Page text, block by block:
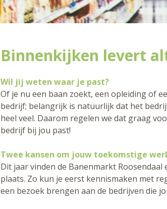
Binnenkijken levert
Wil jij weten waar je past?
Of je nu een baan zoekt, een opleiding of
bedrijf; belangrijk is natuurlijk dat het
heel veel. Daarom regelen we dat graag
bedrijf bij jou past!
Twee kansen om jouw toekomstige
Dit jaar vinden de Banenmarkt
plaats. Zo kun je eerst kennismaken met
een bezoek brengen aan de bedrijven die